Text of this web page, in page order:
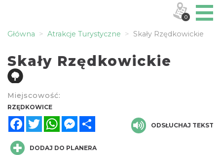
Główna Atrakcje Turystyczne Skały Rzędkowickie
Skały Rzędkowickie
Miejscowość:
RZĘDKOWICE
FacebookTwitterWhatsAppMessenger
ODSŁUCHAJ TEKST
DODAJ DO PLANERA
0